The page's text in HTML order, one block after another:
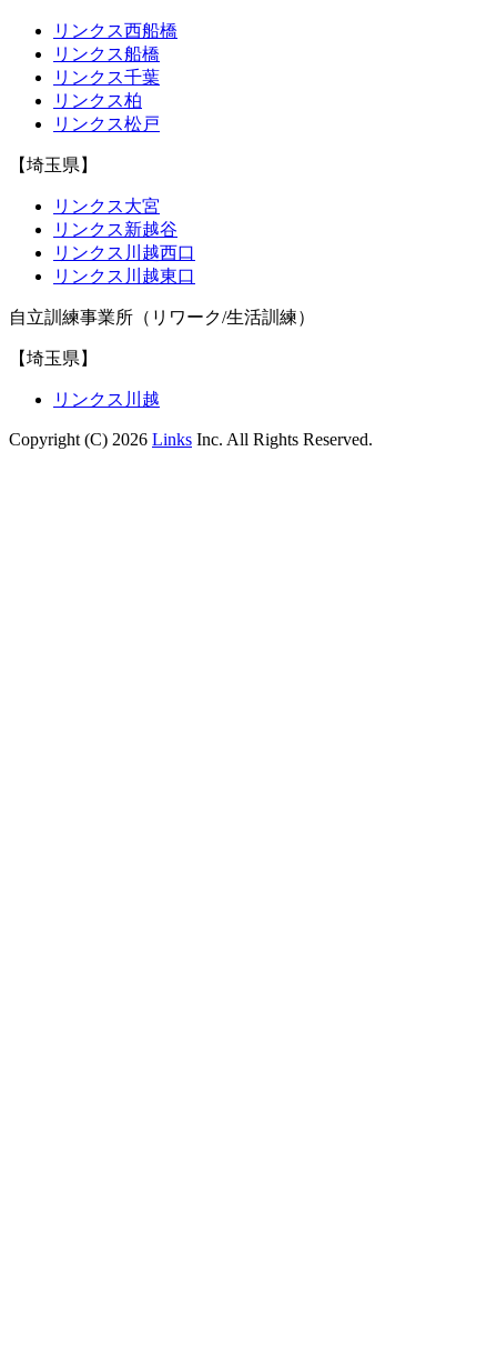
リンクス西船橋
リンクス船橋
リンクス千葉
リンクス柏
リンクス松戸
【埼玉県】
リンクス大宮
リンクス新越谷
リンクス川越西口
リンクス川越東口
自立訓練事業所（リワーク/生活訓練）
【埼玉県】
リンクス川越
Copyright (C) 2026 Links Inc. All Rights Reserved.